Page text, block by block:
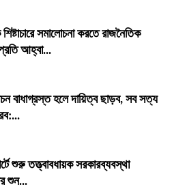
শিষ্টাচারে সমালোচনা করতে রাজনৈতিক
আহ্বা...
বাধাগ্রস্ত হলে দায়িত্ব ছাড়ব, সব সত্য
শুরু তত্ত্বাবধায়ক সরকারব্যবস্থা
শুন...